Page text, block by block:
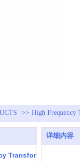
>> High Frequency
Transformer
详细内容